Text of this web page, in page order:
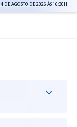
4 DE AGOSTO DE 2026 ÀS 16:30H